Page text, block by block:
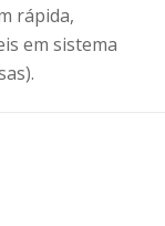
rápida,
em sistema